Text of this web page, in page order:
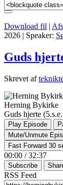
Download fil |
2026 | Speaker:
Guds
Skrevet af
Herning Bykirke
Guds hjerte
Play Episode
Mute/Unmute
Fast Forward 30
00:00 / 32:37
Subscribe
RSS Feed